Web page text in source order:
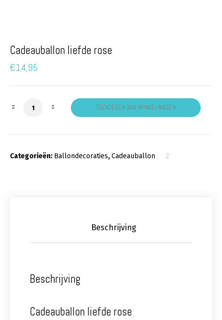
Cadeauballon liefde rose
€14,95
Cadeauballon liefde rose aantal
TOEVOEGEN AAN WINKELWAGEN
Categorieën: Ballondecoraties,Cadeauballon
Beschrijving
Beschrijving
Cadeauballon liefde rose